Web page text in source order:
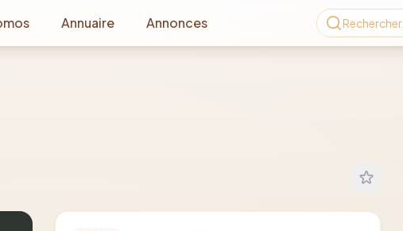
Annuaire Annonces Rechercher…